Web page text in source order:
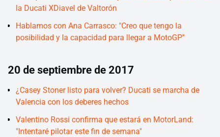
la Ducati XDiavel de Valtorón
Hablamos con Ana Carrasco: "Creo que tengo la
posibilidad y la capacidad para llegar a MotoGP"
20 de septiembre de 2017
¿Casey Stoner listo para volver? Ducati se marcha de
Valencia con los deberes hechos
Valentino Rossi confirma que estará en MotorLand:
"Intentaré pilotar este fin de semana"